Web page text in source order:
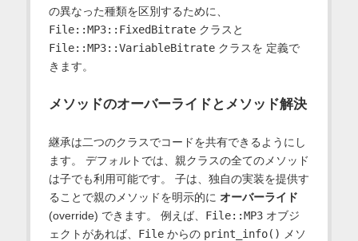
の異なった種類を区別するために、
File::MP3::FixedBitrateクラスと
File::MP3::VariableBitrateクラスを 定義で
きます。
メソッドのオーバーライドとメソッド解決
継承は二つのクラスでコードを共有できるようにし
ます。 デフォルトでは、親クラスの全てのメソッド
は子でも利用可能です。 子は、独自の実装を提供す
ることで親のメソッドを明示的に オーバーライド
(override) できます。 例えば、 File::MP3オブジ
ェクトがあれば、 Fileからの print_info()
メソ